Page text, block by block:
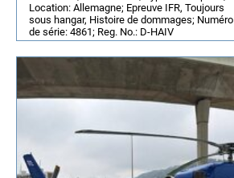
Location: Allemagne; Epreuve IFR, Toujours
sous hangar, Histoire de dommages; Numéro
de série: 4861; Reg. No.: D-HAIV